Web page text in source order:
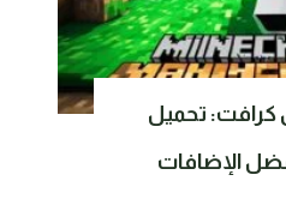
كرافت: تحميل
الإضافات